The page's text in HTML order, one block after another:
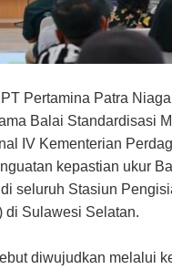
PT Pertamina Patra
Balai Standardisasi
IV Kementerian
kepastian ukur
seluruh Stasiun
di Sulawesi Selatan.
diwujudkan melalui